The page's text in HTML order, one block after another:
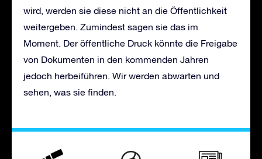
wird, werden sie diese nicht an die Öffentlichkeit
weitergeben. Zumindest sagen sie das im
Moment. Der öffentliche Druck könnte die Freigabe
von Dokumenten in den kommenden Jahren
jedoch herbeiführen. Wir werden abwarten und
sehen, was sie finden.